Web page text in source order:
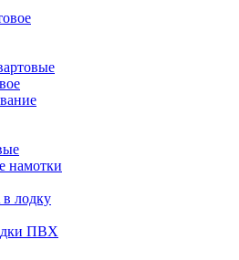
намотки
лодку
ПВХ